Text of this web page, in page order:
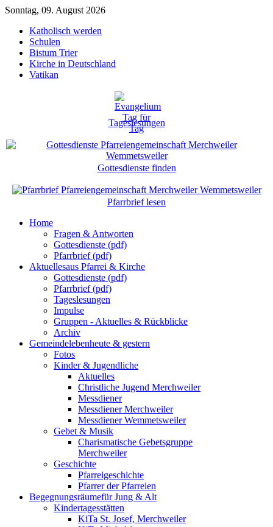
Sonntag, 09. August 2026
Katholisch werden
Schulen
Bistum Trier
Kirche in Deutschland
Vatikan
Tageslesungen
Gottesdienste finden
Pfarrbrief lesen
Home
Fragen & Antworten
Gottesdienste (pdf)
Pfarrbrief (pdf)
Aktuellesaus Pfarrei & Kirche
Gottesdienste (pdf)
Pfarrbrief (pdf)
Tageslesungen
Impulse
Gruppen - Aktuelles & Rückblicke
Archiv
Gemeindelebenheute & gestern
Fotos
Kinder & Jugendliche
Aktuelles
Christliche Jugend Merchweiler
Messdiener
Messdiener Merchweiler
Messdiener Wemmetsweiler
Gebet & Musik
Charismatische Gebetsgruppe
Merchweiler
Geschichte
Pfarreigeschichte
Pfarrer der Pfarreien
Begegnungsräumefür Jung & Alt
Kindertagesstätten
KiTa St. Josef, Merchweiler